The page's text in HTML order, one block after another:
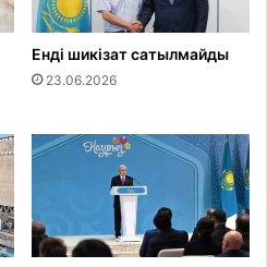
Енді шикізат сатылмайды
23.06.2026